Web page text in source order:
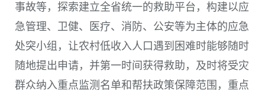
事故等，探索建立全省统一的救助平台，构建以应
急管理、卫健、医疗、消防、公安等为主体的应急
处突小组，让农村低收入人口遇到困难时能够随时
随地提出申请，并第一时间获得救助，及时将受灾
群众纳入重点监测名单和帮扶政策保障范围，重点